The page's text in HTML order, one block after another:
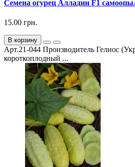
Семена огурец Алладин F1
15.00 грн.
В корзину
Арт.21-044 Производитель Гелиос
короткоплодный ...